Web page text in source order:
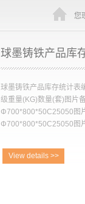
您
球墨铸铁产品库
球墨铸铁产品库存统计表
级重量(KG)数量(套)图片
Φ700*800*50C25050图
Φ700*800*50C25050图
View details >>